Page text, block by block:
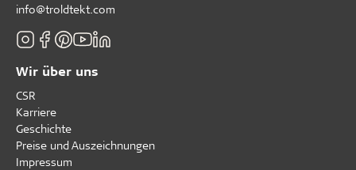
info@troldtekt.com
Wir über uns
CSR
Karriere
Geschichte
Preise und Auszeichnungen
Impressum